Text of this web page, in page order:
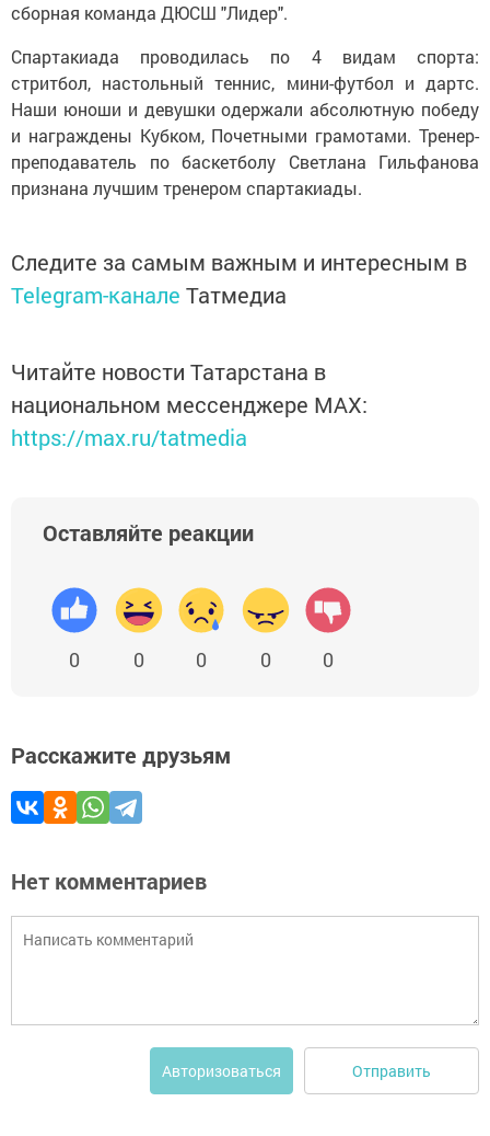
сборная команда ДЮСШ "Лидер".
Спартакиада проводилась по 4 видам спорта:
стритбол, настольный теннис, мини-футбол и дартс.
Наши юноши и девушки одержали абсолютную победу
и награждены Кубком, Почетными грамотами. Тренер-
преподаватель по баскетболу Светлана Гильфанова
признана лучшим тренером спартакиады.
Следите за самым важным и интересным в
Telegram-канале Татмедиа
Читайте новости Татарстана в
национальном мессенджере MАХ:
https://max.ru/tatmedia
Оставляйте реакции
0 0 0 0 0
Расскажите друзьям
Нет комментариев
Авторизоваться Отправить